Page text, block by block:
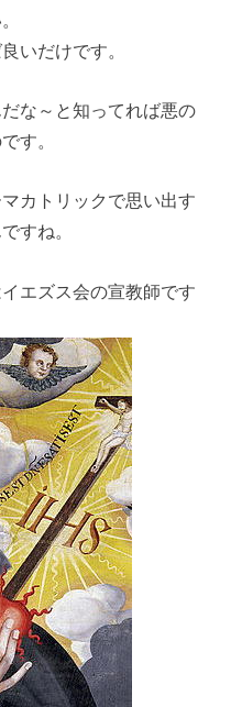
いだけです。
な～と知ってれば悪の
す。
カトリックで思い出す
すね。
エズス会の宣教師です